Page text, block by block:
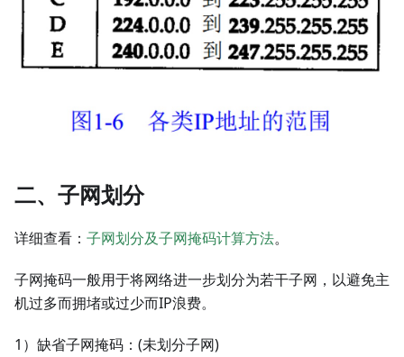
二、子网划分
详细查看： 子网划分及子网掩码计算方法。
子网掩码一般用于将网络进一步划分为若干子网，以避免主
机过多而拥堵或过少而IP浪费。
1）缺省子网掩码：(未划分子网)